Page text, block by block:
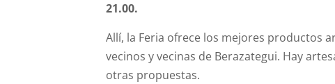
21.00.
Allí, la Feria ofrece los mejores productos
vecinos y vecinas de Berazategui. Hay
otras propuestas.